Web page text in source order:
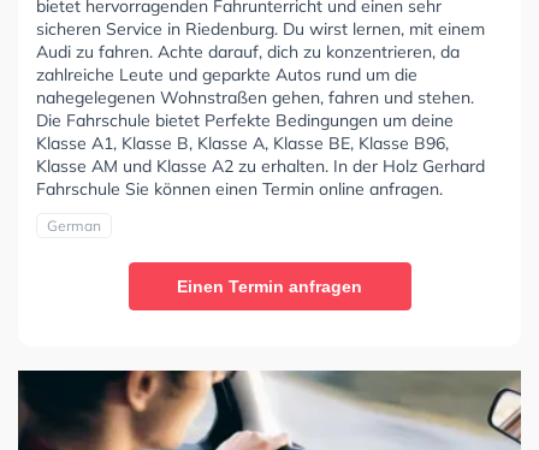
bietet hervorragenden Fahrunterricht und einen sehr
sicheren Service in Riedenburg. Du wirst lernen, mit einem
Audi zu fahren. Achte darauf, dich zu konzentrieren, da
zahlreiche Leute und geparkte Autos rund um die
nahegelegenen Wohnstraßen gehen, fahren und stehen.
Die Fahrschule bietet Perfekte Bedingungen um deine
Klasse A1, Klasse B, Klasse A, Klasse BE, Klasse B96,
Klasse AM und Klasse A2 zu erhalten. In der Holz Gerhard
Fahrschule Sie können einen Termin online anfragen.
German
Einen Termin anfragen